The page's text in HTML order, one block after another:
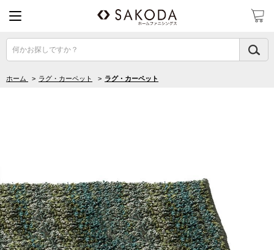
何かお探しですか？
ホーム > ラグ・カーペット > ラグ・カーペット